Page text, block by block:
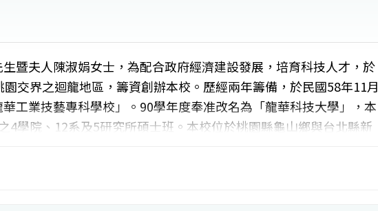
生暨夫人陳淑娟女士，為配合政府經濟建設發展，培育科技人才，於
交界之迴龍地區，籌資創辦本校。歷經兩年籌備，於民國58年11月
工業技藝專科學校」。90學年度奉准改名為「龍華科技大學」，本
4學院、12系及5研究所碩士班。本校位於桃園縣龜山鄉與台北縣新
界碩彥的支持及全校師生辛勤的努力下，使得本校得以不斷地成長